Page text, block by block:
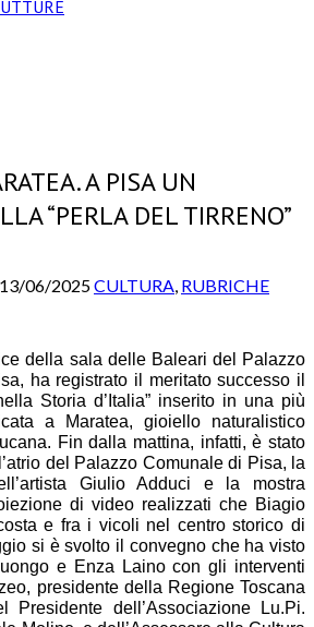
A PISA UN
“PERLA DEL TIRRENO”
13/06/2025CULTURA, RUBRICHE
della sala delle Baleari del Palazzo
ha registrato il meritato successo il
Storia d’Italia” inserito in una più
a Maratea, gioiello naturalistico
Fin dalla mattina, infatti, è stato
del Palazzo Comunale di Pisa, la
Giulio Adduci e la mostra
di video realizzati che Biagio
e fra i vicoli nel centro storico di
si è svolto il convegno che ha visto
e Enza Laino con gli interventi
presidente della Regione Toscana
dell’Associazione Lu.Pi.